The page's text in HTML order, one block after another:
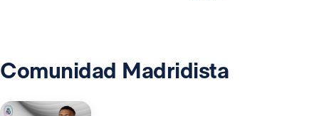
Comunidad Madridista